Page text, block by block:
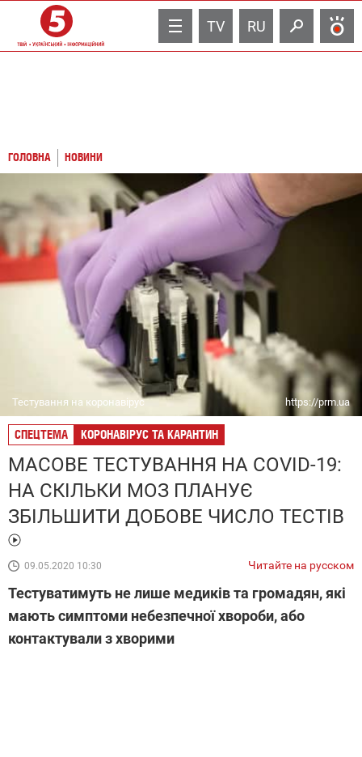
TV RU
ГОЛОВНА НОВИНИ
Тестування на коронавірус https://prm.ua
СПЕЦТЕМА КОРОНАВІРУС ТА КАРАНТИН
МАСОВЕ ТЕСТУВАННЯ НА COVID-19:
НА СКІЛЬКИ МОЗ ПЛАНУЄ
ЗБІЛЬШИТИ ДОБОВЕ ЧИСЛО ТЕСТІВ
09.05.2020 10:30 Читайте на русском
Тестуватимуть не лише медиків та громадян, які
мають симптоми небезпечної хвороби, або
контактували з хворими